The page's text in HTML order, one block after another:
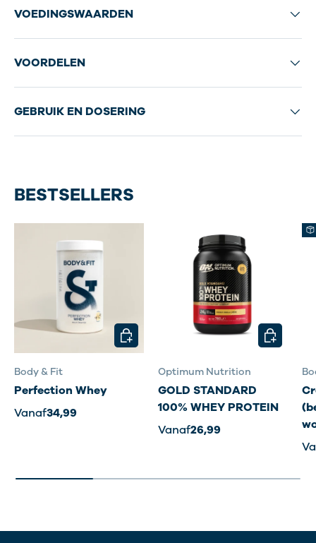
VOEDINGSWAARDEN
VOORDELEN
GEBRUIK EN DOSERING
BESTSELLERS
Body & Fit
Perfection Whey
Vanaf34,99
KIES MOGELIJKHEDEN
Optimum Nutrition
GOLD STANDARD
100% WHEY PROTEIN
Vanaf26,99
KIES